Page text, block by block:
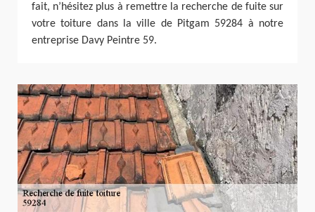
fait, n’hésitez plus à remettre la recherche de fuite sur
votre toiture dans la ville de Pitgam 59284 à notre
entreprise Davy Peintre 59.